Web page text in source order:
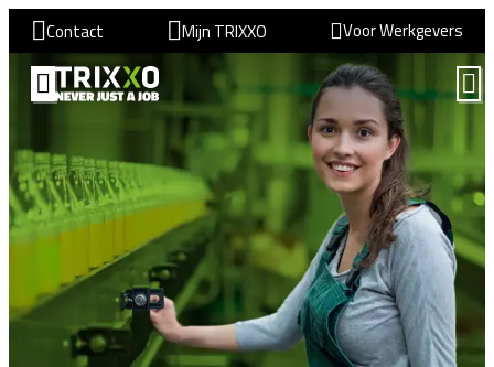
Contact Mijn TRIXXO Voor Werkgevers